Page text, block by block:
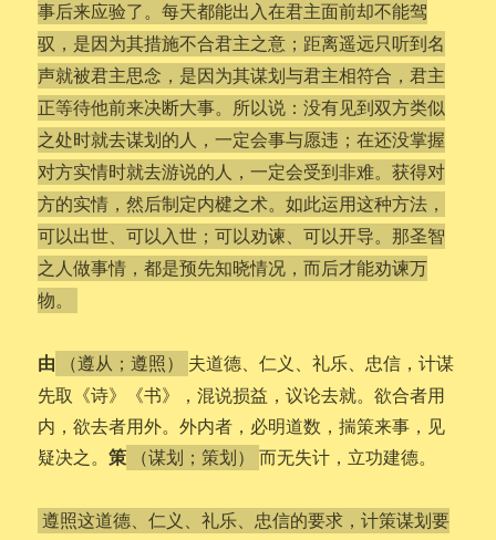
事后来应验了。每天都能出入在君主面前却不能驾
驭，是因为其措施不合君主之意；距离遥远只听到名
声就被君主思念，是因为其谋划与君主相符合，君主
正等待他前来决断大事。所以说：没有见到双方类似
之处时就去谋划的人，一定会事与愿违；在还没掌握
对方实情时就去游说的人，一定会受到非难。获得对
方的实情，然后制定内楗之术。如此运用这种方法，
可以出世、可以入世；可以劝谏、可以开导。那圣智
之人做事情，都是预先知晓情况，而后才能劝谏万
物。
由 （遵从；遵照）
夫道德、仁义、礼乐、忠信，计谋
先取《诗》《书》，混说损益，议论去就。欲合者用
内，欲去者用外。外内者，必明道数，揣策来事，见
疑决之。策 （谋划；策划） 而无失计，立功建德。
遵照这道德、仁义、礼乐、忠信的要求，计策谋划要